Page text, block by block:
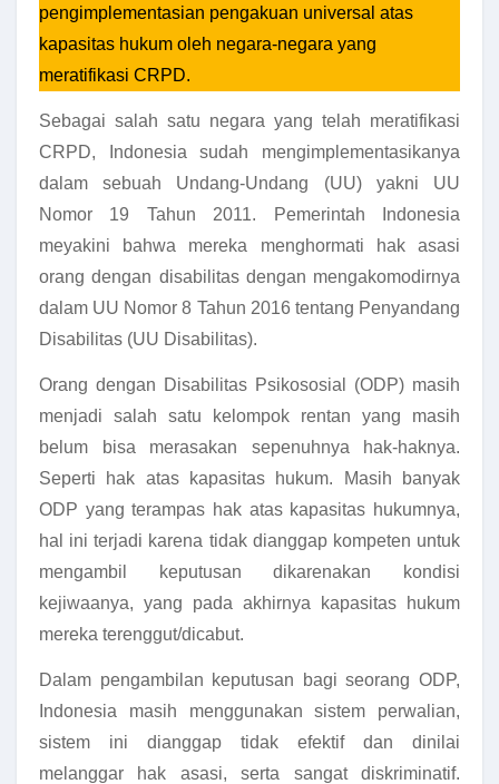
pengimplementasian pengakuan universal atas
kapasitas hukum oleh negara-negara yang
meratifikasi CRPD.
Sebagai salah satu negara yang telah meratifikasi
CRPD, Indonesia sudah mengimplementasikanya
dalam sebuah Undang-Undang (UU) yakni UU
Nomor 19 Tahun 2011. Pemerintah Indonesia
meyakini bahwa mereka menghormati hak asasi
orang dengan disabilitas dengan mengakomodirnya
dalam UU Nomor 8 Tahun 2016 tentang Penyandang
Disabilitas (UU Disabilitas).
Orang dengan Disabilitas Psikososial (ODP) masih
menjadi salah satu kelompok rentan yang masih
belum bisa merasakan sepenuhnya hak-haknya.
Seperti hak atas kapasitas hukum. Masih banyak
ODP yang terampas hak atas kapasitas hukumnya,
hal ini terjadi karena tidak dianggap kompeten untuk
mengambil keputusan dikarenakan kondisi
kejiwaanya, yang pada akhirnya kapasitas hukum
mereka terenggut/dicabut.
Dalam pengambilan keputusan bagi seorang ODP,
Indonesia masih menggunakan sistem perwalian,
sistem ini dianggap tidak efektif dan dinilai
melanggar hak asasi, serta sangat diskriminatif.